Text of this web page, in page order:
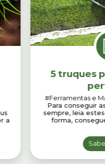
a
5 truques
#Ferramentas e
Para conseguir
sempre, leia
forma,